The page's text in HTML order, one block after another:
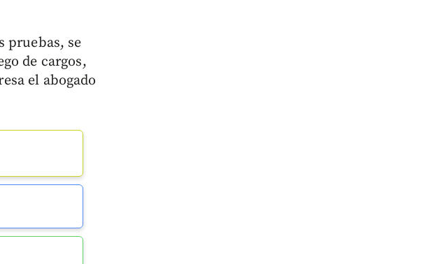
pruebas, se
de cargos,
el abogado